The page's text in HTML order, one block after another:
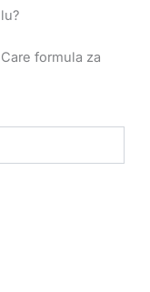
formula za